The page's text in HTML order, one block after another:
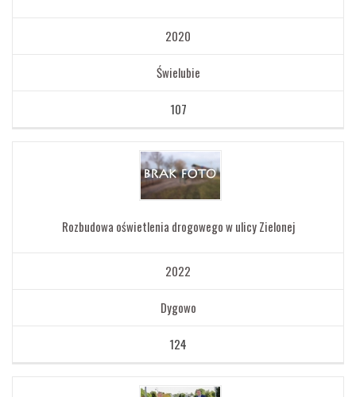
2020
Świelubie
107
Rozbudowa oświetlenia drogowego w ulicy Zielonej
2022
Dygowo
124